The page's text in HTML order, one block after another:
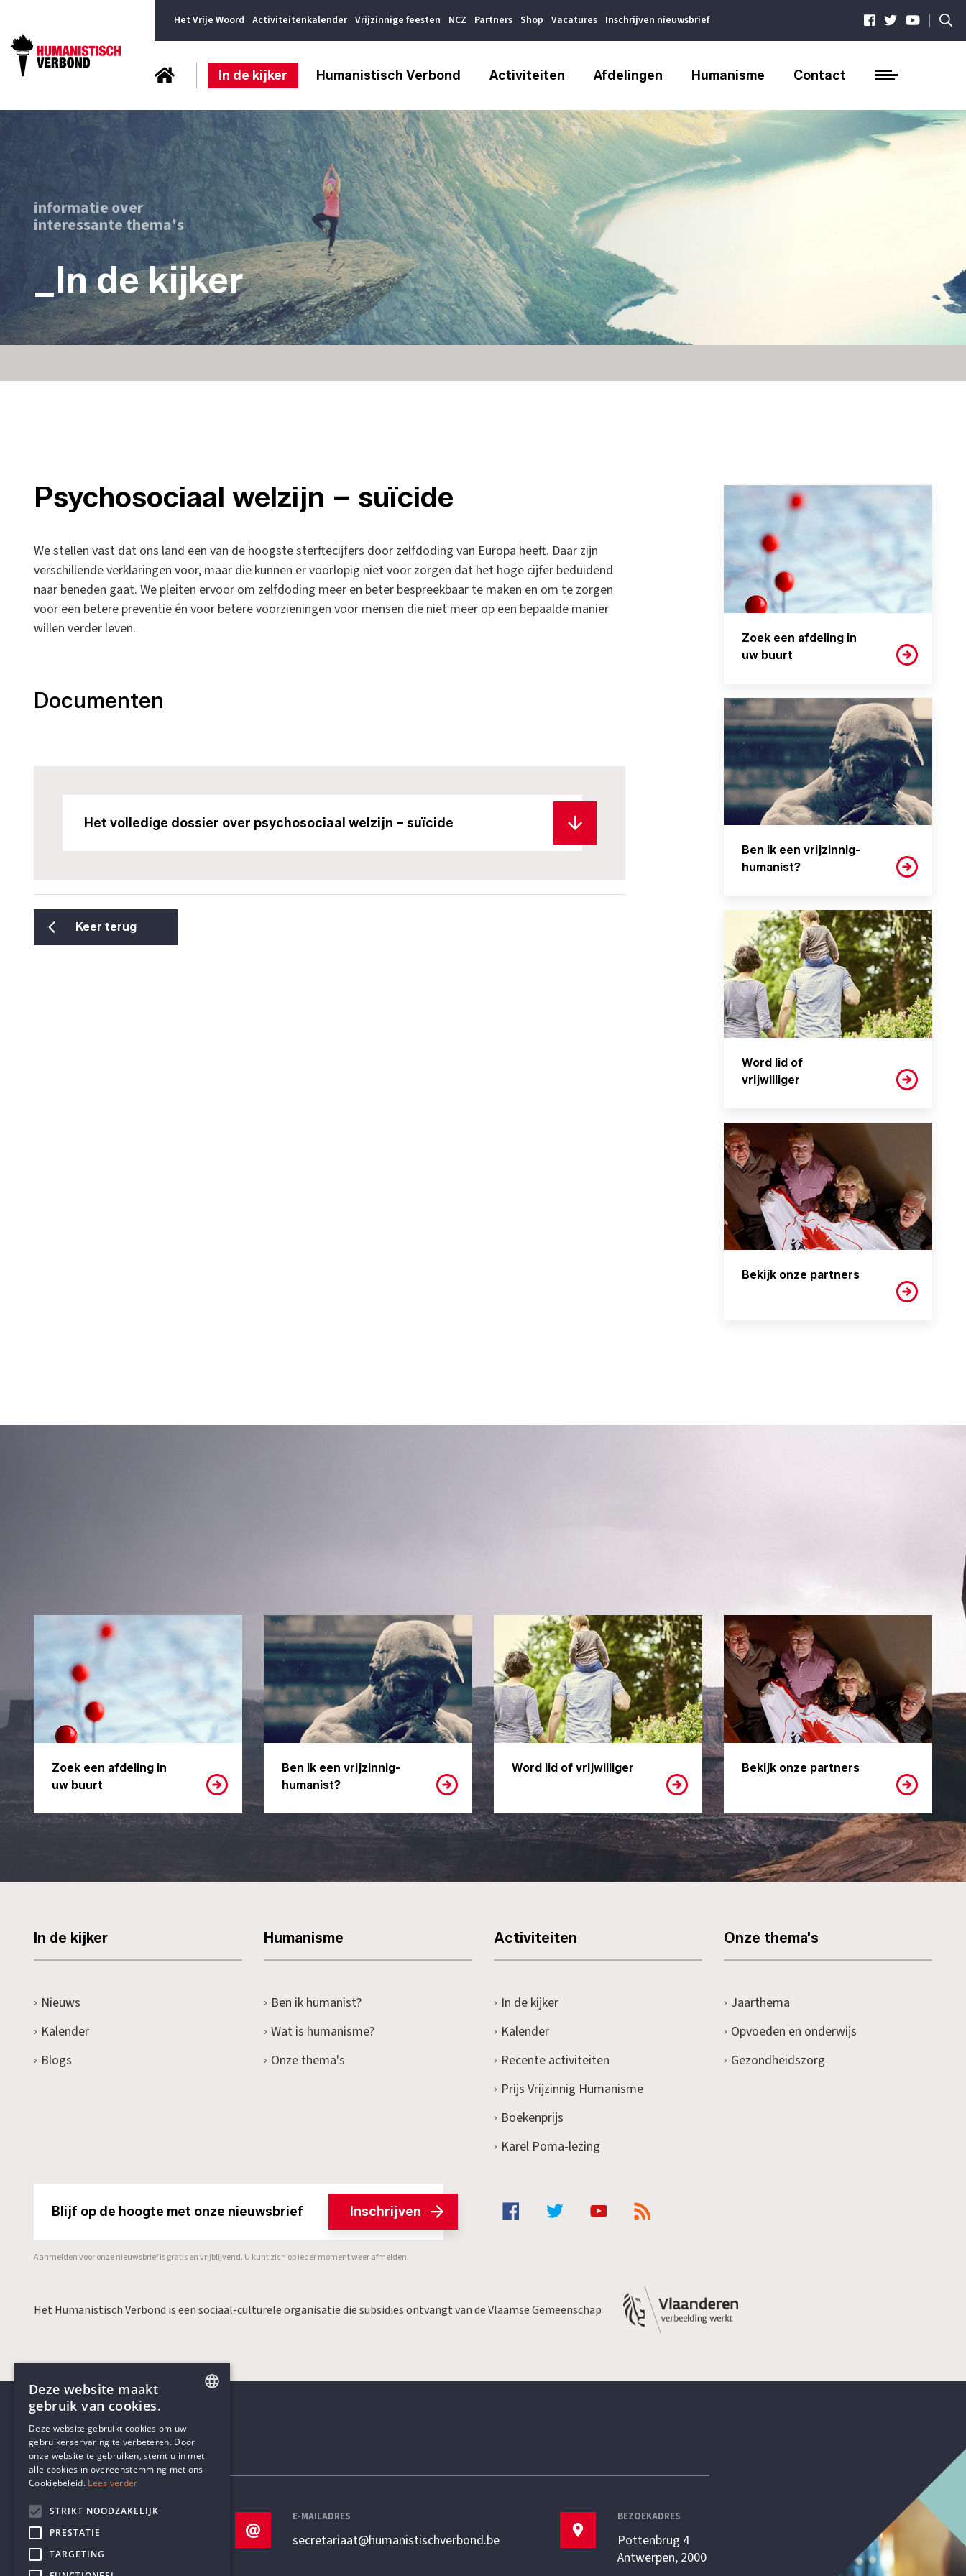
Het Vrije Woord Activiteitenkalender Vrijzinnige feesten NCZ Partners Shop Vacatures Inschrijven nieuwsbrief |
In de kijker Humanistisch Verbond Activiteiten Afdelingen Humanisme Contact
informatie over
interessante thema's
_In de kijker
Psychosociaal welzijn – suïcide
We stellen vast dat ons land een van de hoogste sterftecijfers door zelfdoding van Europa heeft. Daar zijn
verschillende verklaringen voor, maar die kunnen er voorlopig niet voor zorgen dat het hoge cijfer beduidend
naar beneden gaat. We pleiten ervoor om zelfdoding meer en beter bespreekbaar te maken en om te zorgen
voor een betere preventie én voor betere voorzieningen voor mensen die niet meer op een bepaalde manier
willen verder leven.
Documenten
Het volledige dossier over psychosociaal welzijn – suïcide
Keer terug
Zoek een afdeling in
uw buurt
Ben ik een vrijzinnig-
humanist?
Word lid of
vrijwilliger
Bekijk onze partners
Zoek een afdeling in
uw buurt
Ben ik een vrijzinnig-
humanist?
Word lid of vrijwilliger Bekijk onze partners
In de kijker
Nieuws
Kalender
Blogs
Humanisme
Ben ik humanist?
Wat is humanisme?
Onze thema's
Activiteiten
In de kijker
Kalender
Recente activiteiten
Prijs Vrijzinnig Humanisme
Boekenprijs
Karel Poma-lezing
Onze thema's
Jaarthema
Opvoeden en onderwijs
Gezondheidszorg
Blijf op de hoogte met onze nieuwsbrief Inschrijven
Aanmelden voor onze nieuwsbrief is gratis en vrijblijvend. U kunt zich op ieder moment weer afmelden.
Het Humanistisch Verbond is een sociaal-culturele organisatie die subsidies ontvangt van de Vlaamse Gemeenschap
Contactgegevens
TELEFOON
+32 3 233 70 32
E-MAILADRES
secretariaat@humanistischverbond.be
BEZOEKADRES
Pottenbrug 4
Antwerpen, 2000
DUTCH
Deze website maakt
gebruik van cookies.
Deze website gebruikt cookies om uw
gebruikerservaring te verbeteren. Door
onze website te gebruiken, stemt u in met
alle cookies in overeenstemming met ons
Cookiebeleid. Lees verder
STRIKT NOODZAKELIJK
PRESTATIE
TARGETING